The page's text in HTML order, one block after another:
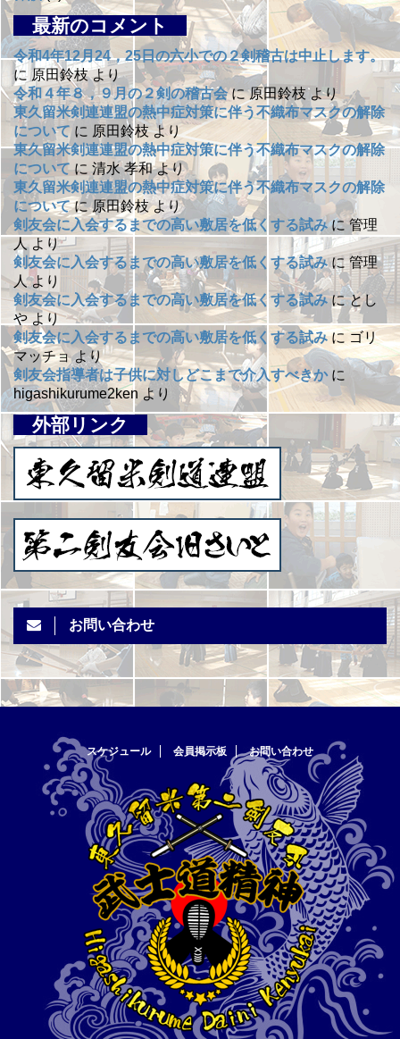
最新のコメント
令和4年12月24，25日の六小での２剣稽古は中止します。
に原田鈴枝より
令和４年８，９月の２剣の稽古会に原田鈴枝より
東久留米剣連連盟の熱中症対策に伴う不織布マスクの解除
についてに 原田鈴枝より
東久留米剣連連盟の熱中症対策に伴う不織布マスクの解除
についてに清水 孝和より
東久留米剣連連盟の熱中症対策に伴う不織布マスクの解除
についてに原田鈴枝より
剣友会に入会するまでの高い敷居を低くする試みに管理
人より
剣友会に入会するまでの高い敷居を低くする試みに 管理
人より
剣友会に入会するまでの高い敷居を低くする試みにとし
やより
剣友会に入会するまでの高い敷居を低くする試みに ゴリ
マッチョより
剣友会指導者は子供に対しどこまで介入すべきかに
higashikurume2ken より
外部リンク
お問い合わせ
スケジュール 会員掲示板 お問い合わせ